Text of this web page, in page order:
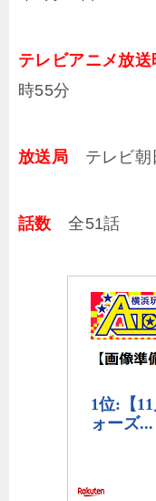
テレビアニメ放送
時55分
放送局 テレビ朝
話数 全51話